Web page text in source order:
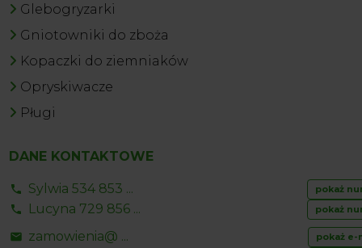
Glebogryzarki
Gniotowniki do zboża
Kopaczki do ziemniaków
Opryskiwacze
Pługi
DANE KONTAKTOWE
Sylwia 534 853 ... pokaż
Lucyna 729 856 ... pokaż
zamowienia@ ... pokaż e-